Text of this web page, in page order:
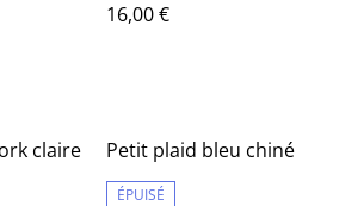
16,00 €
Manique patchwork claire Petit plaid bleu chiné
ÉPUISÉ